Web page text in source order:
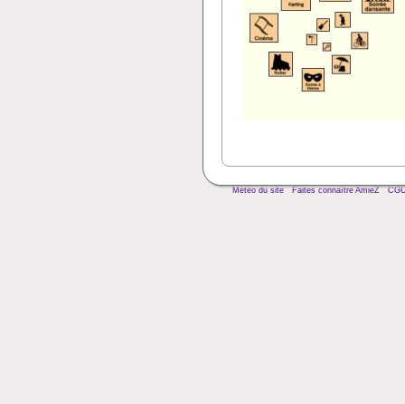
Météo du site Faites connaître AmieZ